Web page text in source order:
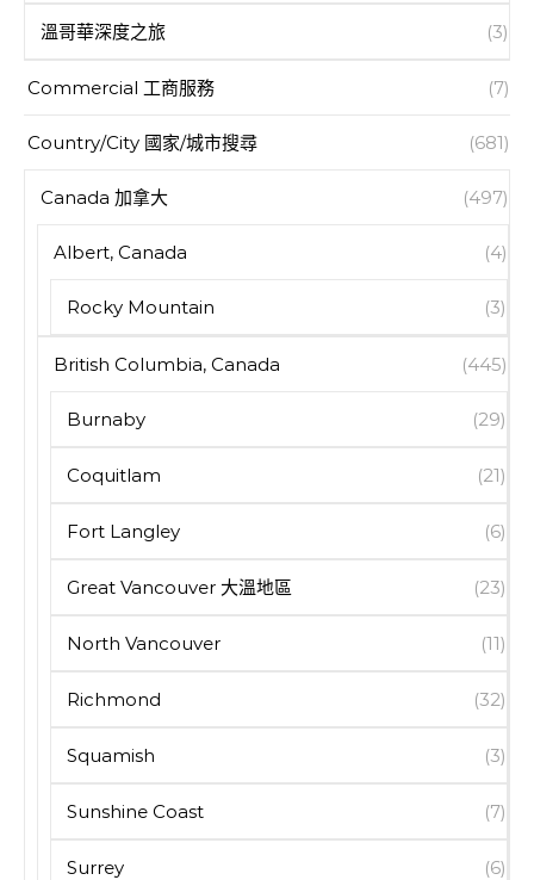
溫哥華深度之旅 (3)
Commercial 工商服務 (7)
Country/City 國家/城市搜尋 (681)
Canada 加拿大 (497)
Albert, Canada (4)
Rocky Mountain (3)
British Columbia, Canada (445)
Burnaby (29)
Coquitlam (21)
Fort Langley (6)
Great Vancouver 大溫地區 (23)
North Vancouver (11)
Richmond (32)
Squamish (3)
Sunshine Coast (7)
Surrey (6)